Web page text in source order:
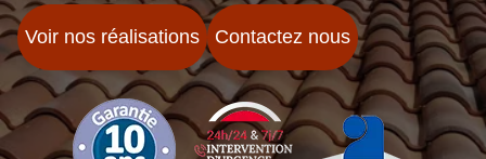
Voir nos réalisations Contactez nous